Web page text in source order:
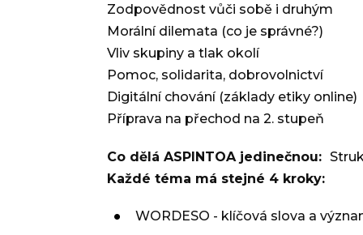
Zodpovědnost vůči sobě i druhým
Morální dilemata (co je správné?)
Vliv skupiny a tlak okolí
Pomoc, solidarita, dobrovolnictví
Digitální chování (základy etiky online)
Příprava na přechod na 2. stupeň
Co dělá ASPINTOA jedinečnou:
Každé téma má stejné 4 kroky:
WORDESO - klíčová slova a